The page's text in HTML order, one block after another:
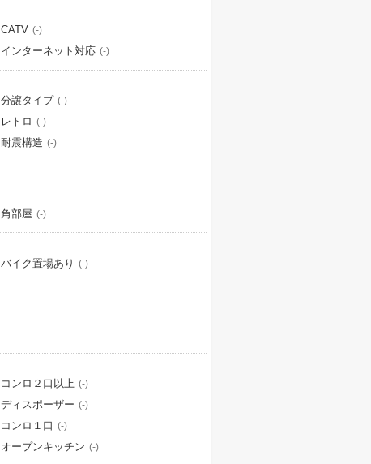
CATV (-)
インターネット対応 (-)
分譲タイプ (-)
レトロ (-)
耐震構造 (-)
角部屋 (-)
バイク置場あり (-)
コンロ２口以上 (-)
ディスポーザー (-)
コンロ１口 (-)
オープンキッチン (-)